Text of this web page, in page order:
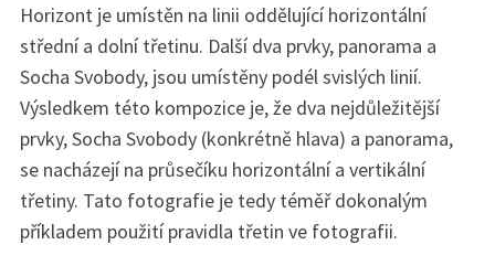
Horizont je umístěn na linii oddělující horizontální
střední a dolní třetinu. Další dva prvky, panorama a
Socha Svobody, jsou umístěny podél svislých linií.
Výsledkem této kompozice je, že dva nejdůležitější
prvky, Socha Svobody (konkrétně hlava) a panorama,
se nacházejí na průsečíku horizontální a vertikální
třetiny. Tato fotografie je tedy téměř dokonalým
příkladem použití pravidla třetin ve fotografii.